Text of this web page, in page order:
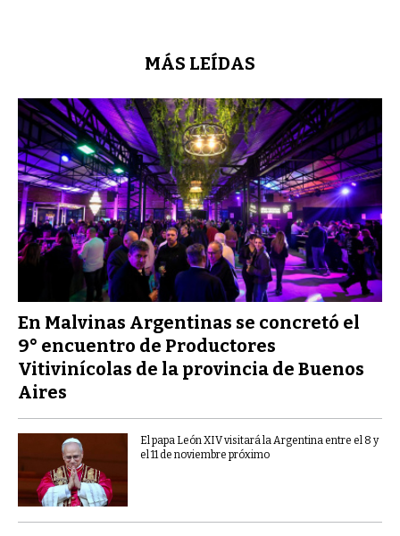
MÁS LEÍDAS
En Malvinas Argentinas se concretó el
9° encuentro de Productores
Vitivinícolas de la provincia de Buenos
Aires
El papa León XIV visitará la Argentina entre el 8 y
el 11 de noviembre próximo